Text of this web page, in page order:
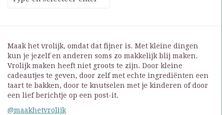
Maak het vrolijk, omdat dat fijner is. Met kleine dingen
kun je jezelf en anderen soms zo makkelijk blij maken.
Vrolijk maken heeft niet groots te zijn. Door kleine
cadeautjes te geven, door zelf met echte ingrediënten een
taart te bakken, door te knutselen met je kinderen of door
een lief berichtje op een post-it.
@maakhetvrolijk